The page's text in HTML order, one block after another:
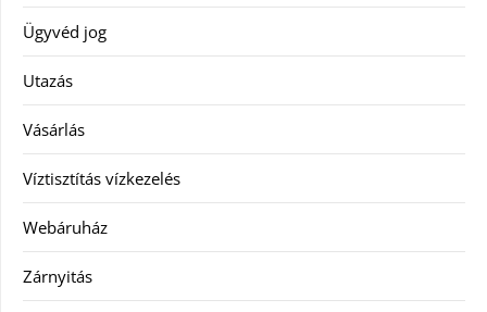
Ügyvéd jog
Utazás
Vásárlás
Víztisztítás vízkezelés
Webáruház
Zárnyitás